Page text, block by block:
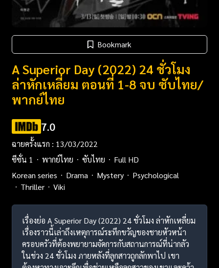
Bookmark
A Superior Day (2022) 24 ชั่วโมง
ล่าหักเหลี่ยม ตอนที่ 1-8 จบ ซับไทย/
พากย์ไทย
7.0
ฉายครั้งแรก : 13/03/2022
ซีซั่น 1
พากย์ไทย ซับไทย
Full HD
Korean series
Drama Mystery
Psychological
Thriller
Viki
เรื่องย่อ A Superior Day (2022) 24 ชั่วโมง ล่าหักเหลี่ยม
เรื่องราวนี้เล่าถึงเหตุการณ์ระทึกขวัญของชายหัวหน้า
ครอบครัวที่ต้องพยายามจัดการกับสถานการณ์ที่น่ากลัว
ในช่วง 24 ชั่วโมง ภายหลังที่ลูกสาวถูกลักพาไป เขา